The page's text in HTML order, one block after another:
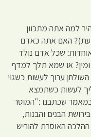
למה אתה מתכוון
האם אתה כאדם
שכל אדם נולד
או שמא תלך למדף
ערוך לעשות כשגוי
לעשות כשתמצא
שכתבנו :"המוסר
הבנים והבנות,
האוסרת להוריש